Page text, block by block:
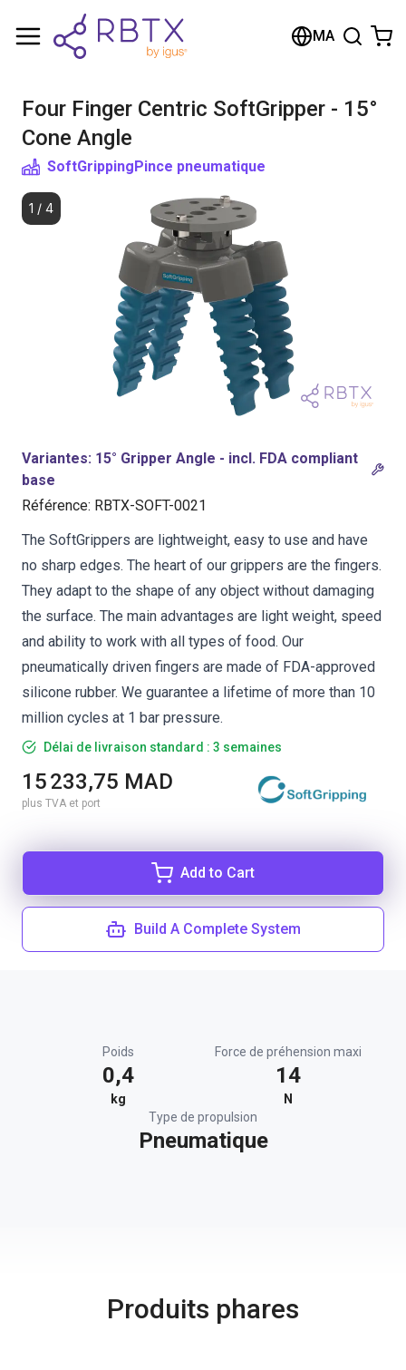
MA
Four Finger Centric SoftGripper - 15°
Cone Angle
SoftGrippingPince pneumatique
1 / 4
Variantes: 15° Gripper Angle - incl. FDA compliant
base
Référence: RBTX-SOFT-0021
The SoftGrippers are lightweight, easy to use and have
no sharp edges. The heart of our grippers are the fingers.
They adapt to the shape of any object without damaging
the surface. The main advantages are light weight, speed
and ability to work with all types of food. Our
pneumatically driven fingers are made of FDA-approved
silicone rubber. We guarantee a lifetime of more than 10
million cycles at 1 bar pressure.
Délai de livraison standard : 3 semaines
15 233,75 MAD
plus TVA et port
Add to Cart
Build A Complete System
Poids
0,4
kg
Force de préhension maxi
14
N
Type de propulsion
Pneumatique
Produits phares
Shopping Cart
Browse the shop